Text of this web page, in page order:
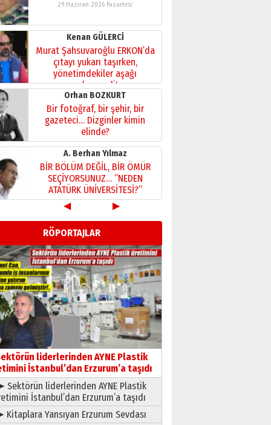
29 Haziran 2026 Pazartesi
Kenan GÜLERCİ
Murat Şahsuvaroğlu ERKON’da
çıtayı yukarı taşırken,
yönetimdekiler aşağı
çekmemeli!
17 Şubat 2026 SalıOrhan BOZKURT
Bir fotoğraf, bir şehir, bir
gazeteci… Dizginler kimin
elinde?
31 Mart 2026 Salı
A. Berhan Yılmaz
BİR BÖLÜM DEĞİL, BİR ÖMÜR
SEÇİYORSUNUZ… “NEDEN
ATATÜRK ÜNİVERSİTESİ?”
28 Temmuz 2026 Salı
Ahmet Gökhan YAZICI
Ahmed Yesevi’den bir
Alperen… ”Reisimiz” idi…
Hakka yürüdü.!
26 Mart 2026 Perşembe
Cem Bakırcı
Ardında bıraktığı hatıralarıyla
gönül adamı Faruk Terzioğlu!
13 Mayıs 2026 Çarşamba
Esat BİNDESEN
Başkan Sekmen’den Erzurum’a
bir vizyon proje daha!
02 Ağustos 2026 Pazar
◀ ▶
RÖPORTAJLAR
liderlerinden AYNE Plastik
İstanbul’dan Erzurum’a taşıdı
Sektörün liderlerinden AYNE Plastik
İstanbul’dan Erzurum’a taşıdı
Kitaplara Yansıyan Erzurum Sevdası